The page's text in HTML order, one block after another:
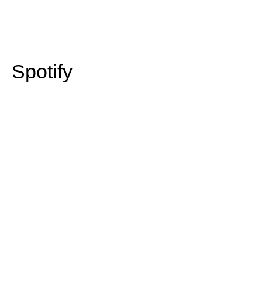
Spotify